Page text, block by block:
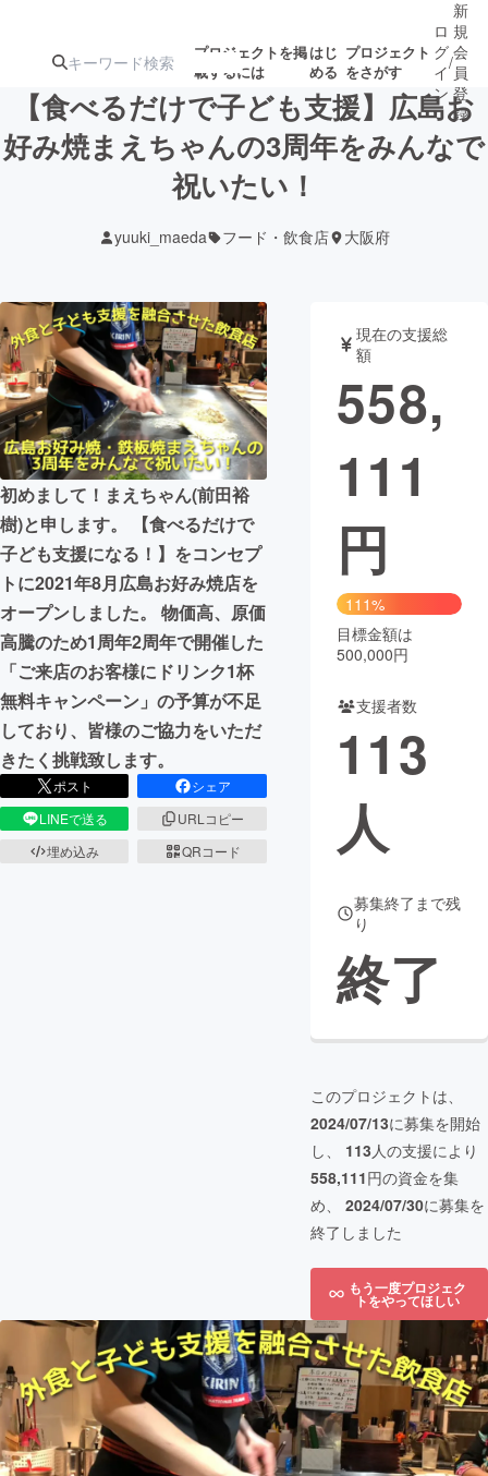
プロジェクトを掲
載するには
はじ
める
プロジェクト
をさがす
注目の新着プロ募集終了が近いプ
テクノロジー・ガジェット
映像・映画 書籍・雑誌
ビジネス・起業 チャレンジ
まちづくり・地域活性化
CAMPFIRE for Social Good
CAMPFIRE Creation
CAMPFIREふるさと納税 machi-ya コミュニティ
ロ
グ
イ
ン
/
新
規
会
員
登
録
【食べるだけで子ども支援】広島お
好み焼まえちゃんの3周年をみんなで
祝いたい！
yuuki_maeda フード・飲食店 大阪府
初めまして！まえちゃん(前田裕
樹)と申します。 【食べるだけで
子ども支援になる！】をコンセプ
トに2021年8月広島お好み焼店を
オープンしました。 物価高、原価
高騰のため1周年2周年で開催した
「ご来店のお客様にドリンク1杯
無料キャンペーン」の予算が不足
しており、皆様のご協力をいただ
きたく挑戦致します。
ポスト
シェア
LINEで送る
URLコピー
埋め込み
QRコード
現在の支援総
額
558,
111
円
111%
目標金額は
500,000円
支援者数
113
人
募集終了まで残
り
終了
このプロジェクトは、
2024/07/13に募集を開始
し、 113人の支援により
558,111円の資金を集
め、 2024/07/30に募集を
終了しました
もう一度プロジェク
トをやってほしい